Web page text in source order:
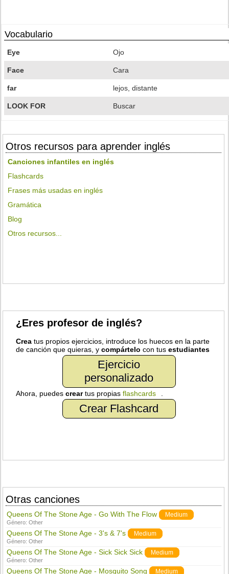
Vocabulario
Eye Ojo
Face Cara
far lejos, distante
LOOK FOR Buscar
Otros recursos para aprender inglés
Canciones infantiles en inglés
Flashcards
Frases más usadas en inglés
Gramática
Blog
Otros recursos...
¿Eres profesor de inglés?
Crea tus propios ejercicios, introduce los huecos en la parte
de canción que quieras, ycompártelo con tusestudiantes
Ejercicio
personalizado
Ahora, puedescreartus propiasflashcards
Crear Flashcard
Otras canciones
Queens Of The Stone Age - Go With The Flow Medium
Género:Other
Queens Of The Stone Age - 3's & 7's Medium
Género:Other
Queens Of The Stone Age - Sick Sick Sick Medium
Género:Other
Queens Of The Stone Age - Mosquito Song Medium